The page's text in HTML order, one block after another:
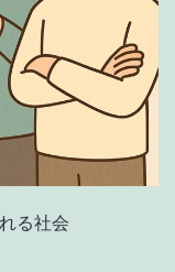
る社会